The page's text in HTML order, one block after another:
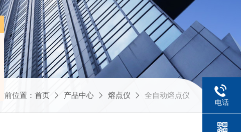
当前位置： 首页 产品中心 熔点仪 全自动熔点仪
电话